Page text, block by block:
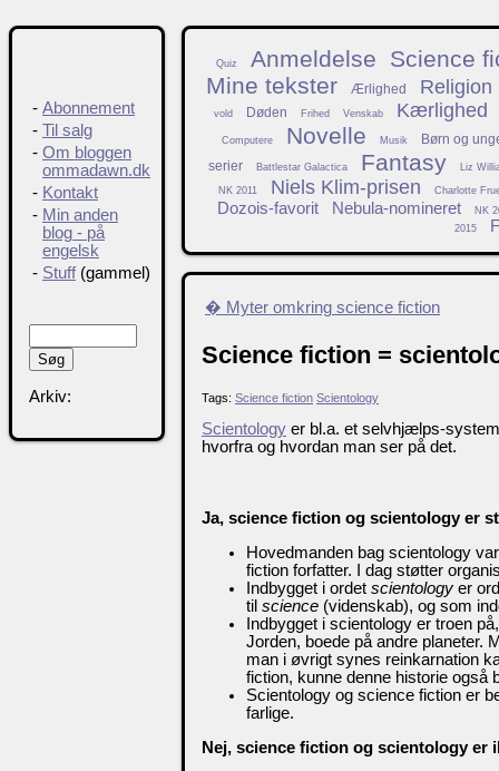
Quiz Anmeldelse
Science
Mine tekster
Ærlighed Religion
vold Døden Frihed Venskab Kærlighed
Computere Novelle Musik
Børn og
serier
Battlestar Galactica Fantasy Liz
NK 2011 Niels Klim-prisen Charlotte
Dozois-favorit Nebula-nomineret
NK
2015
� Myter omkring science fiction
Science fiction =
Tags: Science fiction Scientology
Scientology er bl.a. et selvhjælps-
hvorfra og hvordan man ser på det.
Ja, science fiction og scientology er
Hovedmanden bag scientology
fiction forfatter. I dag støtter
Indbygget i ordet scientology er
til science (videnskab), og som
Indbygget i scientology er troen
Jorden, boede på andre planeter.
man i øvrigt synes reinkarnation
fiction, kunne denne historie også
Scientology og science fiction er
farlige.
Nej, science fiction og scientology er
- Abonnement
- Til salg
- Om bloggen
ommadawn.dk
- Kontakt
- Min anden
blog - på
engelsk
- Stuff(gammel)
Arkiv: